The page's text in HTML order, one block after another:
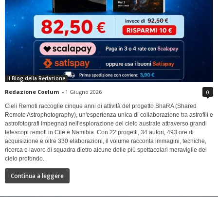
Il Blog della Redazione
Redazione Coelum - 1 Giugno 2026 0
Cieli Remoti raccoglie cinque anni di attività del progetto ShaRA (Shared
Remote Astrophotography), un'esperienza unica di collaborazione tra astrofili e
astrofotografi impegnati nell'esplorazione del cielo australe attraverso grandi
telescopi remoti in Cile e Namibia. Con 22 progetti, 34 autori, 493 ore di
acquisizione e oltre 330 elaborazioni, il volume racconta immagini, tecniche,
ricerca e lavoro di squadra dietro alcune delle più spettacolari meraviglie del
cielo profondo.
Continua a leggere